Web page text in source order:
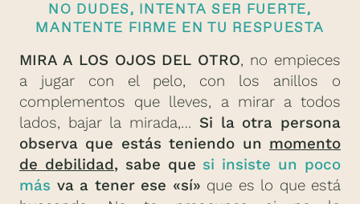
NO DUDES, INTENTA SER FUERTE,
MANTENTE FIRME EN TU RESPUESTA
MIRA A LOS OJOS DEL OTRO, no empieces
a jugar con el pelo, con los anillos o
complementos que lleves, a mirar a todos
lados, bajar la mirada,… Si la otra persona
observa que estás teniendo un momento
de debilidad, sabe que si insiste un poco
más va a tener ese «sí» que es lo que está